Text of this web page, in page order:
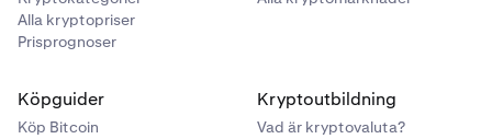
Alla kryptopriser
Prisprognoser
Köpguider
Köp Bitcoin
Kryptoutbildning
Vad är kryptovaluta?